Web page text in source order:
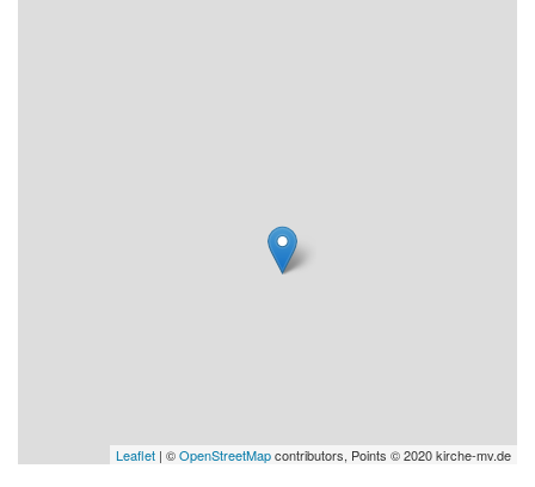
Leaflet | ©OpenStreetMapcontributors, Points © 2020 kirche-mv.de